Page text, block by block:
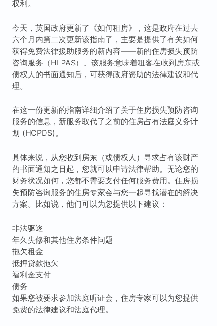
权利。
今天，英国政府更新了《如何租房》，这是政府在过去
六个月内第二次更新该指南了，主要是提供了有关如何
获得免费法律援助服务的新内容——新的住房损失预防
咨询服务（HLPAS）。该服务意味着租客在收到房东或
债权人的书面通知后，可获得政府资助的法律建议和代
理。
在这一份更新的指南详细介绍了关于住房损失预防咨询
服务的信息，新服务取代了之前的住房占有法庭义务计
划 (HCPDS)。
具体来说，从您收到房东（或债权人）寻求占有该财产
的书面通知之日起，您就可以申请法律帮助。无论您的
财务状况如何，您都不需要支付任何服务费用。住房损
失预防咨询服务的住房专家会与您一起寻找潜在的解决
方案。比如说，他们可以为您提供以下建议：
非法驱逐
年久失修和其他住房条件问题
拖欠租金
抵押贷款拖欠
福利金支付
债务
如果您被要求参加法庭听证会，住房专家可以为您提供
免费的法律建议和法庭代理。